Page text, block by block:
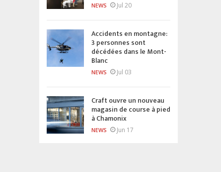
NEWS Jul 20
Accidents en montagne:
3 personnes sont
décédées dans le Mont-
Blanc
NEWS Jul 03
Craft ouvre un nouveau
magasin de course à pied
à Chamonix
NEWS Jun 17